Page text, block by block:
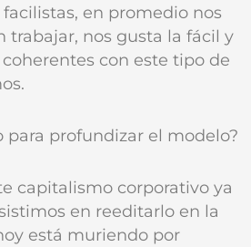
en promedio nos
trabajar, nos gusta la fácil y
con este tipo de
para profundizar el modelo?
capitalismo corporativo ya
en reeditarlo en la
está muriendo por